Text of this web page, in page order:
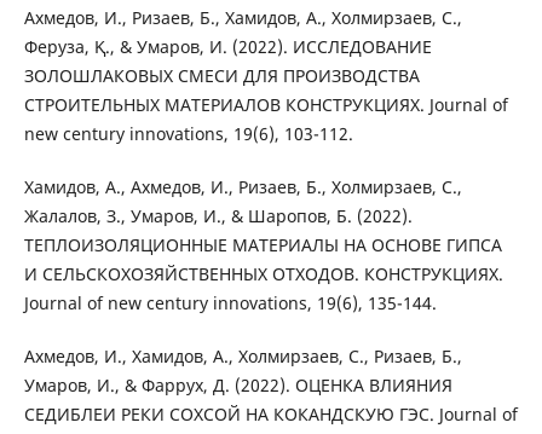
Ахмедов, И., Ризаев, Б., Хамидов, А., Холмирзаев, С.,
Феруза, Қ., & Умаров, И. (2022). ИССЛЕДОВАНИЕ
ЗОЛОШЛАКОВЫХ СМЕСИ ДЛЯ ПРОИЗВОДСТВА
СТРОИТЕЛЬНЫХ МАТЕРИАЛОВ КОНСТРУКЦИЯХ. Journal of
new century innovations, 19(6), 103-112.
Хамидов, А., Ахмедов, И., Ризаев, Б., Холмирзаев, С.,
Жалалов, З., Умаров, И., & Шаропов, Б. (2022).
ТЕПЛОИЗОЛЯЦИОННЫЕ МАТЕРИАЛЫ НА ОСНОВЕ ГИПСА
И СЕЛЬСКОХОЗЯЙСТВЕННЫХ ОТХОДОВ. КОНСТРУКЦИЯХ.
Journal of new century innovations, 19(6), 135-144.
Ахмедов, И., Хамидов, А., Холмирзаев, С., Ризаев, Б.,
Умаров, И., & Фаррух, Д. (2022). ОЦЕНКА ВЛИЯНИЯ
СЕДИБЛЕИ РЕКИ СОХСОЙ НА КОКАНДСКУЮ ГЭС. Journal of